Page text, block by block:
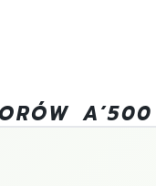
A’500